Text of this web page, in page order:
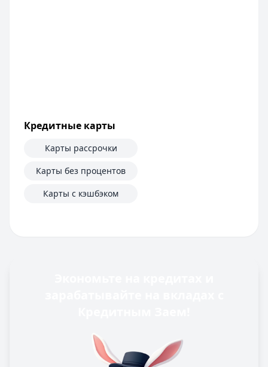
Кредитные карты
Карты рассрочки
Карты без процентов
Карты с кэшбэком